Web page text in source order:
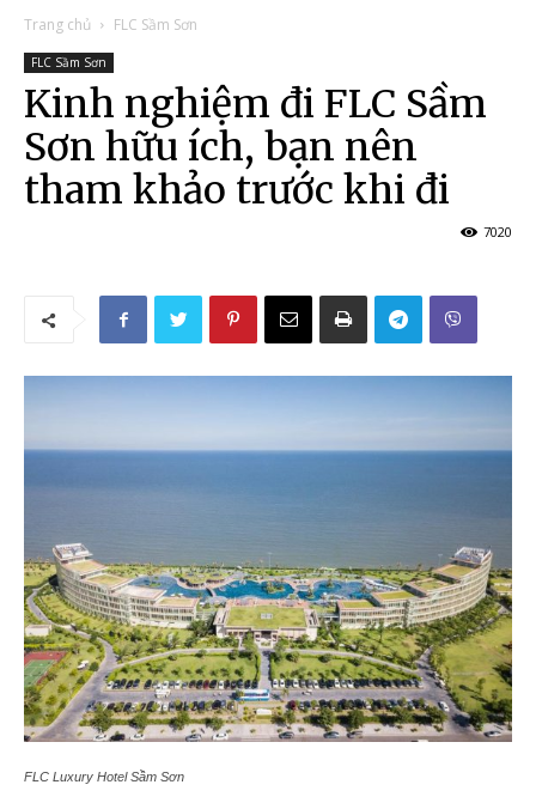
Trang chủ FLC Sầm Sơn
FLC Sầm Sơn
Kinh nghiệm đi FLC Sầm
Sơn hữu ích, bạn nên
tham khảo trước khi đi
7020
FLC Luxury Hotel Sầm Sơn